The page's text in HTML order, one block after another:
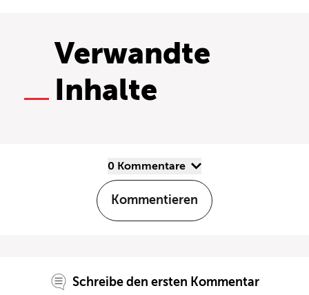
Verwandte
Inhalte
0 Kommentare
Kommentieren
Schreibe den ersten Kommentar